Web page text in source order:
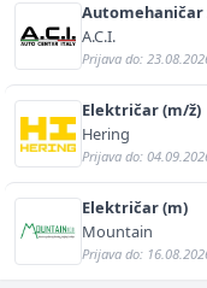
Automehaničar
A.C.I.
Prijava do:
Električar (m/ž)
Hering
Prijava do:
Električar (m)
Mountain
Prijava do: